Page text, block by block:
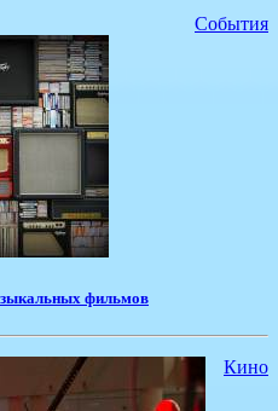
События
фильмов
Кино